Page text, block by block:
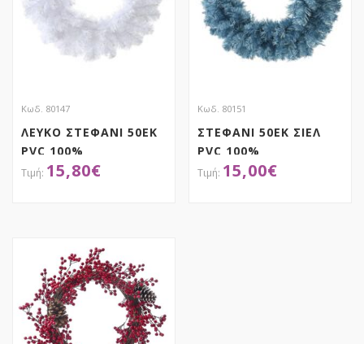
Κωδ. 80147
ΛΕΥΚΟ ΣΤΕΦΑΝΙ 50ΕΚ
PVC 100%
15,80€
Κωδ. 80151
ΣΤΕΦΑΝΙ 50ΕΚ ΣΙΕΛ
PVC 100%
15,00€